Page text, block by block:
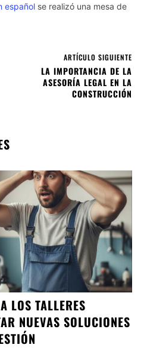
español se realizó una mesa de
ARTÍCULO SIGUIENTE
LA IMPORTANCIA DE LA
ASESORÍA LEGAL EN LA
CONSTRUCCIÓN
LOS TALLERES
NUEVAS SOLUCIONES